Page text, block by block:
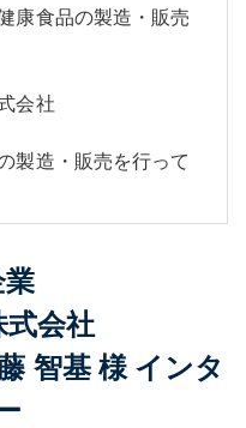
康食品の製造・販売
会社
製造・販売を行って
業
式会社
智基 様 インタ